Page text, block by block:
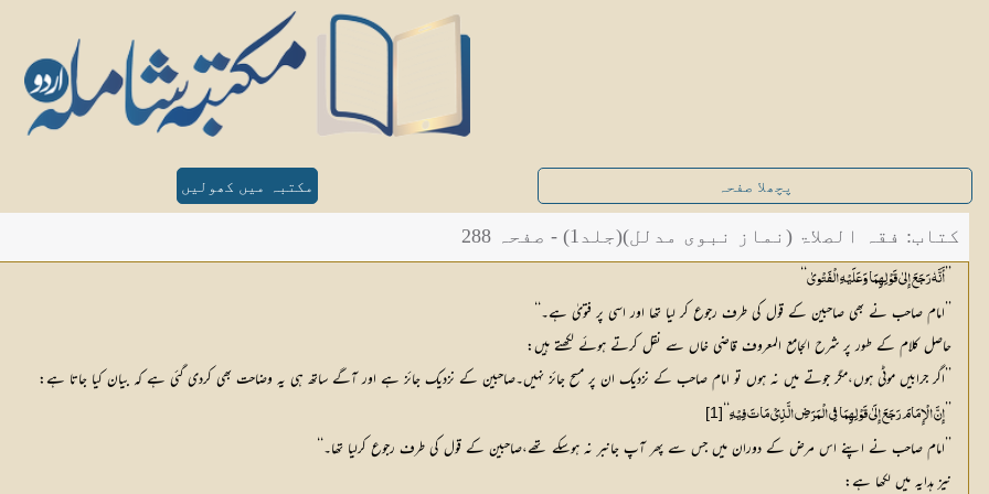
پچھلا صفحہ مکتبہ میں کھولیں
کتاب: فقہ الصلاۃ (نماز نبوی مدلل)(جلد1) - صفحہ 288
أَنَّہٗ رَجَعَ إِلیٰ قَوْلِہِمَا وَعَلَیْہِ الْفَتْویٰ
’’امام صاحب نے بھی صاحبین کے قول کی طرف رجوع کر لیا تھا اور اسی پر فتویٰ ہے۔‘‘
حاصل کلام کے طور پر شرح الجامع المعروف قاضی خاں سے نقل کرتے ہوئے لکھتے ہیں:
’’اگر جرابیں موٹی ہوں،مگر جوتے میں نہ ہوں تو امام صاحب کے نزدیک ان پر مسح جائز نہیں۔صاحبین کے نزدیک جائز ہے اور آگے ساتھ ہی یہ وضاحت بھی کردی گئی ہے کہ بیان کیا جاتا ہے:
إِنَّ الْإِمَامَ رَجَعَ إِلَیٰ قَوْلِہِمَا فِي الْمَرَضِ الَّذِيْ مَاتَ فِیْہِ [1]
’’امام صاحب نے اپنے اس مرض کے دوران میں جس سے پھر آپ جانبر نہ ہوسکے تھے،صاحبین کے قول کی طرف رجوع کرلیا تھا۔‘‘
نیز ہدایہ میں لکھا ہے: